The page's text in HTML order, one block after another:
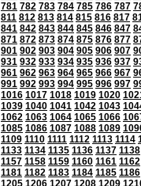
781 782 783 784 785 786 787
811 812 813 814 815 816 817
841 842 843 844 845 846 847
871 872 873 874 875 876 877
901 902 903 904 905 906 907
931 932 933 934 935 936 937
961 962 963 964 965 966 967
991 992 993 994 995 996 997
1016 1017 1018 1019 1020
1039 1040 1041 1042 1043
1062 1063 1064 1065 1066
1085 1086 1087 1088 1089
1109 1110 1111 1112 1113 1114
1133 1134 1135 1136 1137 1138
1157 1158 1159 1160 1161 1162
1181 1182 1183 1184 1185 1186
1205 1206 1207 1208 1209